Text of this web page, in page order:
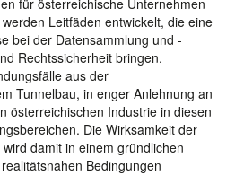
für österreichische Unternehmen
Leitfäden entwickelt, die eine
bei der Datensammlung und -
Rechtssicherheit bringen.
aus der
Tunnelbau, in enger Anlehnung an
österreichischen Industrie in diesen
Die Wirksamkeit der
damit in einem gründlichen
Bedingungen